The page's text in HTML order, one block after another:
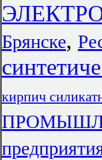
Брянске,
кирпич